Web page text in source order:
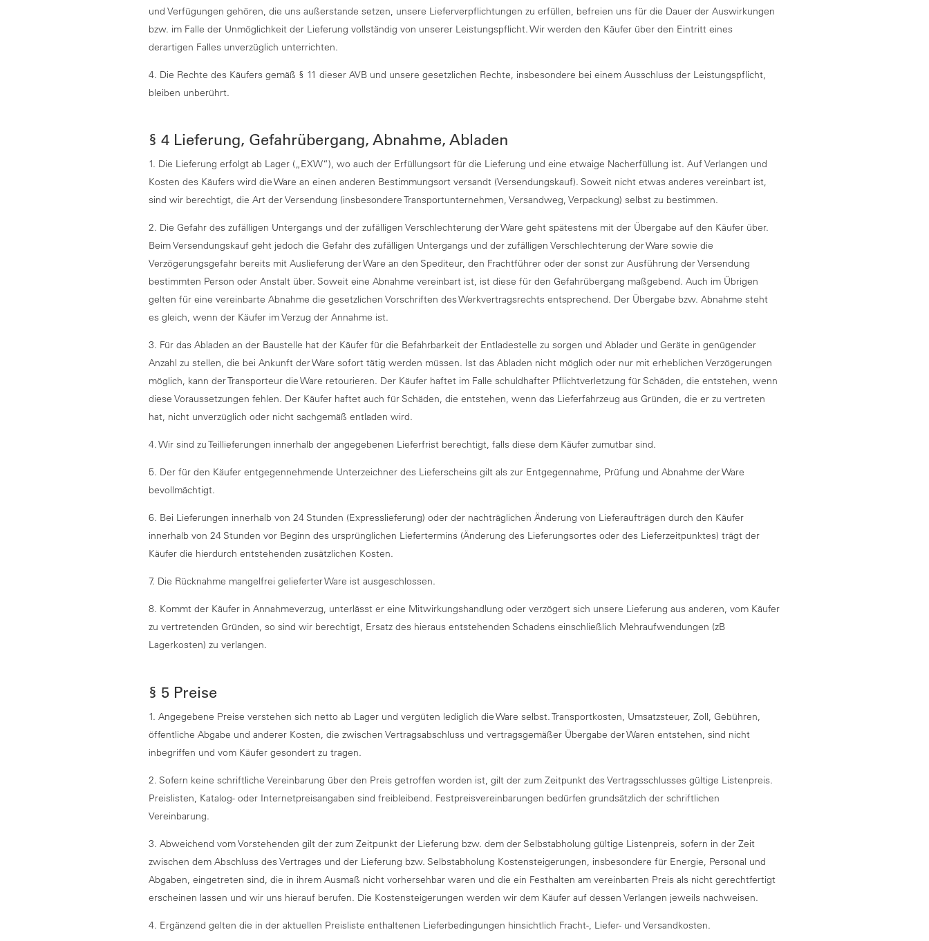
und Verfügungen gehören, die uns außerstande setzen, unsere Lieferverpflichtungen zu erfüllen, befreien uns für die Dauer der Auswirkungen
bzw. im Falle der Unmöglichkeit der Lieferung vollständig von unserer Leistungspflicht. Wir werden den Käufer über den Eintritt eines
derartigen Falles unverzüglich unterrichten.
4. Die Rechte des Käufers gemäß § 11 dieser AVB und unsere gesetzlichen Rechte, insbesondere bei einem Ausschluss der Leistungspflicht,
bleiben unberührt.
§ 4 Lieferung, Gefahrübergang, Abnahme, Abladen
1. Die Lieferung erfolgt ab Lager („EXW“), wo auch der Erfüllungsort für die Lieferung und eine etwaige Nacherfüllung ist. Auf Verlangen und
Kosten des Käufers wird die Ware an einen anderen Bestimmungsort versandt (Versendungskauf). Soweit nicht etwas anderes vereinbart ist,
sind wir berechtigt, die Art der Versendung (insbesondere Transportunternehmen, Versandweg, Verpackung) selbst zu bestimmen.
2. Die Gefahr des zufälligen Untergangs und der zufälligen Verschlechterung der Ware geht spätestens mit der Übergabe auf den Käufer über.
Beim Versendungskauf geht jedoch die Gefahr des zufälligen Untergangs und der zufälligen Verschlechterung der Ware sowie die
Verzögerungsgefahr bereits mit Auslieferung der Ware an den Spediteur, den Frachtführer oder der sonst zur Ausführung der Versendung
bestimmten Person oder Anstalt über. Soweit eine Abnahme vereinbart ist, ist diese für den Gefahrübergang maßgebend. Auch im Übrigen
gelten für eine vereinbarte Abnahme die gesetzlichen Vorschriften des Werkvertragsrechts entsprechend. Der Übergabe bzw. Abnahme steht
es gleich, wenn der Käufer im Verzug der Annahme ist.
3. Für das Abladen an der Baustelle hat der Käufer für die Befahrbarkeit der Entladestelle zu sorgen und Ablader und Geräte in genügender
Anzahl zu stellen, die bei Ankunft der Ware sofort tätig werden müssen. Ist das Abladen nicht möglich oder nur mit erheblichen Verzögerungen
möglich, kann der Transporteur die Ware retourieren. Der Käufer haftet im Falle schuldhafter Pflichtverletzung für Schäden, die entstehen, wenn
diese Voraussetzungen fehlen. Der Käufer haftet auch für Schäden, die entstehen, wenn das Lieferfahrzeug aus Gründen, die er zu vertreten
hat, nicht unverzüglich oder nicht sachgemäß entladen wird.
4. Wir sind zu Teillieferungen innerhalb der angegebenen Lieferfrist berechtigt, falls diese dem Käufer zumutbar sind.
5. Der für den Käufer entgegennehmende Unterzeichner des Lieferscheins gilt als zur Entgegennahme, Prüfung und Abnahme der Ware
bevollmächtigt.
6. Bei Lieferungen innerhalb von 24 Stunden (Expresslieferung) oder der nachträglichen Änderung von Lieferaufträgen durch den Käufer
innerhalb von 24 Stunden vor Beginn des ursprünglichen Liefertermins (Änderung des Lieferungsortes oder des Lieferzeitpunktes) trägt der
Käufer die hierdurch entstehenden zusätzlichen Kosten.
7. Die Rücknahme mangelfrei gelieferter Ware ist ausgeschlossen.
8. Kommt der Käufer in Annahmeverzug, unterlässt er eine Mitwirkungshandlung oder verzögert sich unsere Lieferung aus anderen, vom Käufer
zu vertretenden Gründen, so sind wir berechtigt, Ersatz des hieraus entstehenden Schadens einschließlich Mehraufwendungen (zB
Lagerkosten) zu verlangen.
§ 5 Preise
1. Angegebene Preise verstehen sich netto ab Lager und vergüten lediglich die Ware selbst. Transportkosten, Umsatzsteuer, Zoll, Gebühren,
öffentliche Abgabe und anderer Kosten, die zwischen Vertragsabschluss und vertragsgemäßer Übergabe der Waren entstehen, sind nicht
inbegriffen und vom Käufer gesondert zu tragen.
2. Sofern keine schriftliche Vereinbarung über den Preis getroffen worden ist, gilt der zum Zeitpunkt des Vertragsschlusses gültige Listenpreis.
Preislisten, Katalog- oder Internetpreisangaben sind freibleibend. Festpreisvereinbarungen bedürfen grundsätzlich der schriftlichen
Vereinbarung.
3. Abweichend vom Vorstehenden gilt der zum Zeitpunkt der Lieferung bzw. dem der Selbstabholung gültige Listenpreis, sofern in der Zeit
zwischen dem Abschluss des Vertrages und der Lieferung bzw. Selbstabholung Kostensteigerungen, insbesondere für Energie, Personal und
Abgaben, eingetreten sind, die in ihrem Ausmaß nicht vorhersehbar waren und die ein Festhalten am vereinbarten Preis als nicht gerechtfertigt
erscheinen lassen und wir uns hierauf berufen. Die Kostensteigerungen werden wir dem Käufer auf dessen Verlangen jeweils nachweisen.
4. Ergänzend gelten die in der aktuellen Preisliste enthaltenen Lieferbedingungen hinsichtlich Fracht-, Liefer- und Versandkosten.